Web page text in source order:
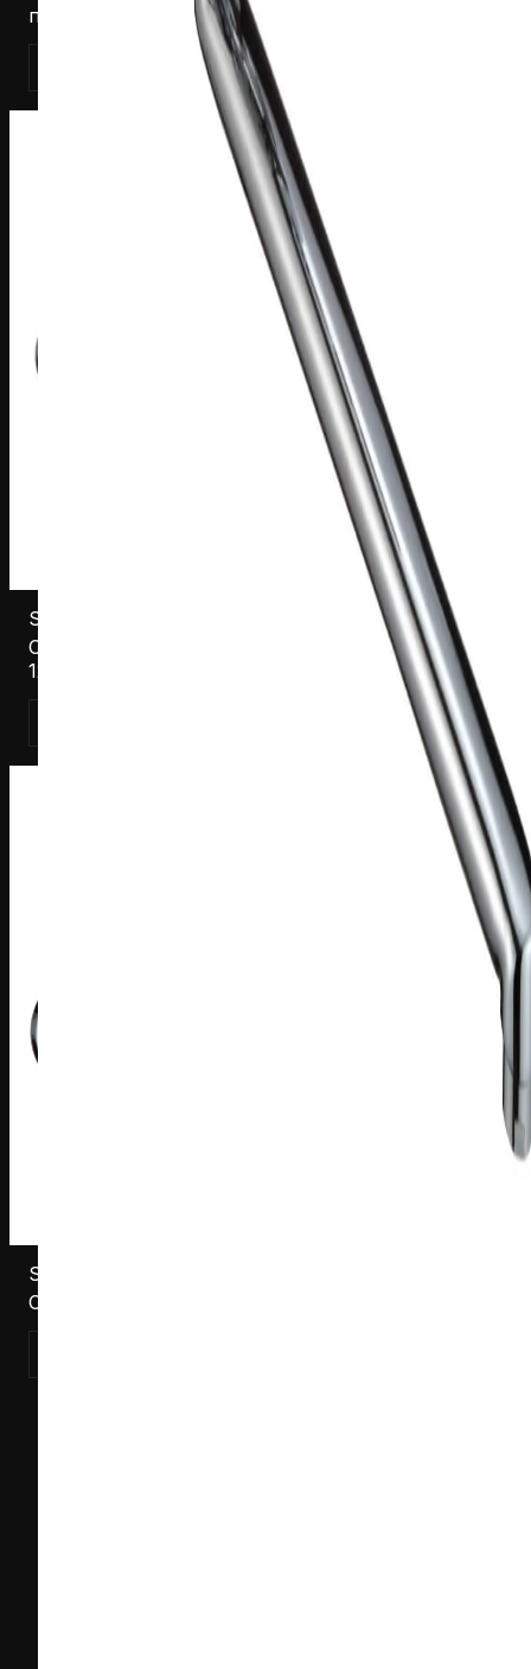
переключателем 1202DSC, хром
S181203C
Смеситель для душа/ванны Harma Armonie
1203C, хром
S181204C
Смеситель для душа Harma Armonie 1204C, хром